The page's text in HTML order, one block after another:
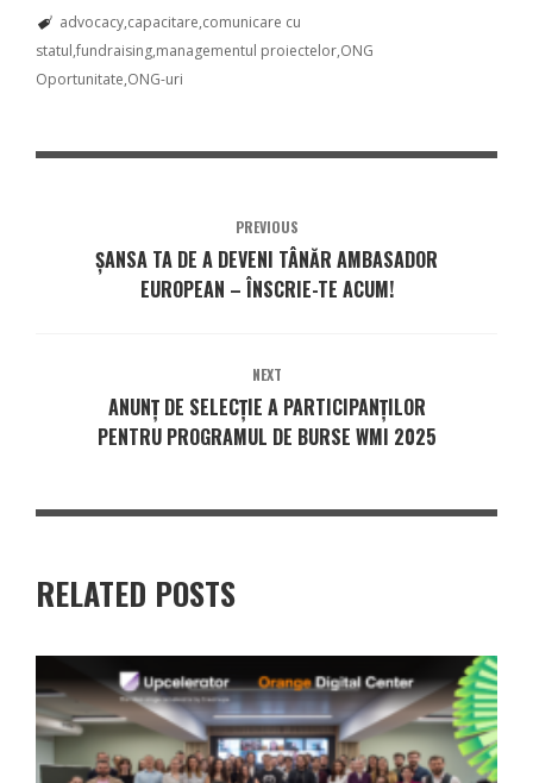
advocacy capacitare comunicare cu
statul fundraising managementul proiectelor ONG
Oportunitate ONG-uri
PREVIOUS
ȘANSA TA DE A DEVENI TÂNĂR AMBASADOR
EUROPEAN – ÎNSCRIE-TE ACUM!
NEXT
ANUNȚ DE SELECȚIE A PARTICIPANȚILOR
PENTRU PROGRAMUL DE BURSE WMI 2025
RELATED POSTS